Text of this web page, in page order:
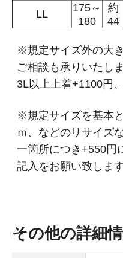
LL
175～
180
約
44
※規定サイズ外の大
ご相談も承りいたしま
3L以上上着+1100円
※規定サイズを基本
ｍ、などのリサイズ
一箇所につき+550
記入をお願い致します
その他の詳細